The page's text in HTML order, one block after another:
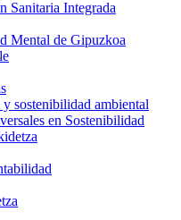
Sanitaria Integrada
Mental de Gipuzkoa
sostenibilidad ambiental
en Sostenibilidad